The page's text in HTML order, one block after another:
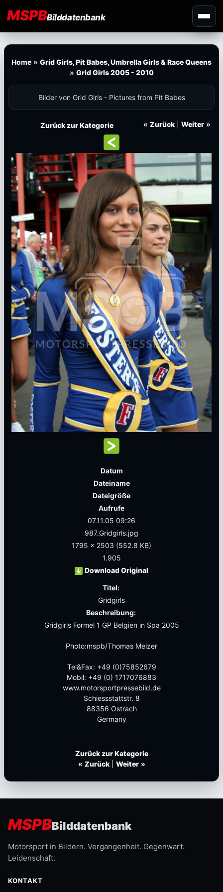
MSPBBilddatenbank
Home » Grid Girls, Pit Babes, Umbrella Girls & Race Queens
» Grid Girls 2005 - 2010
Bilder von Grid Girls - Pictures from Pit Babes
« Zurück Weiter »
Zurück zur Kategorie
Datum
Dateiname
Dateigröße
Aufrufe
07.11.05 09:26
987_Gridgirls.jpg
1795 x 2503 (552.8 KB)
1.905
Download Original
Titel:
Gridgirls
Beschreibung:
Gridgirls Formel 1 GP Belgien in Spa 2005
Photo:mspb/Thomas Melzer
Tel&Fax: +49 (0)75852679
Mobil: +49 (0) 1717076883
www.motorsportpressebild.de
Schiessstattstr. 8
88356 Ostrach
Germany
Zurück zur Kategorie
« Zurück| Weiter »
MSPBBilddatenbank
Motorsport in Bildern. Vergangenheit. Gegenwart.
Leidenschaft.
KONTAKT